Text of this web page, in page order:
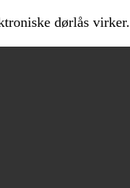
dørlås virker.